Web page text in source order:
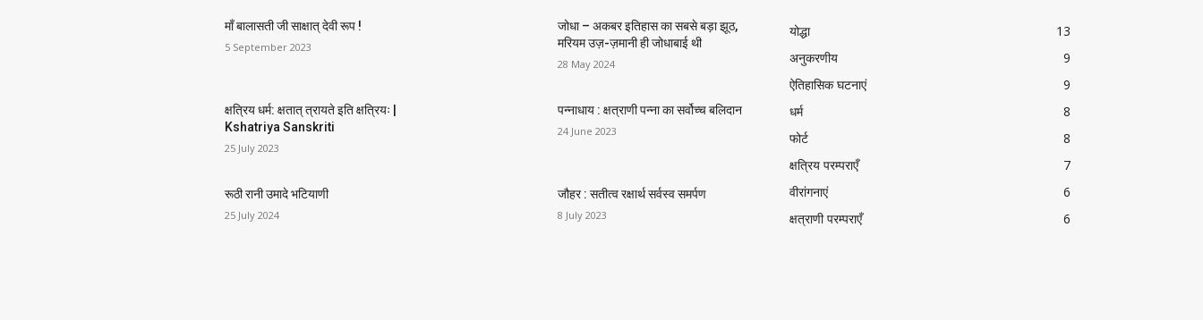
माँ बालासती जी साक्षात् देवी रूप !
5 September 2023
क्षत्रिय धर्म: क्षतात् त्रायते इति क्षत्रियः |
Kshatriya Sanskriti
25 July 2023
रूठी रानी उमादे भटियाणी
25 July 2024
जोधा – अकबर इतिहास का सबसे बड़ा झूठ,
मरियम उज़-ज़मानी ही जोधाबाई थी
28 May 2024
पन्नाधाय : क्षत्राणी पन्ना का सर्वोच्च बलिदान
24 June 2023
जौहर : सतीत्व रक्षार्थ सर्वस्व समर्पण
8 July 2023
योद्धा
13
अनुकरणीय
9
ऐतिहासिक घटनाएं
9
धर्म
8
फोर्ट
8
क्षत्रिय परम्पराएँ
7
वीरांगनाएं
6
क्षत्राणी परम्पराएँ
6